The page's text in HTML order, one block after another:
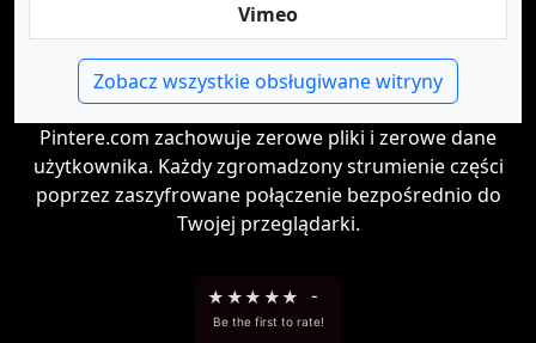
Vimeo
Zobacz wszystkie obsługiwane witryny
Pintere.com zachowuje zerowe pliki i zerowe dane
użytkownika. Każdy zgromadzony strumienie części
poprzez zaszyfrowane połączenie bezpośrednio do
Twojej przeglądarki.
★ ★★ ★★ -
Be the first to rate!